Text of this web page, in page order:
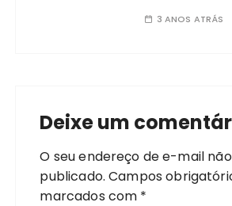
3 ANOS ATRÁS
Deixe um
O seu endereço de e-mail
publicado. Campos
marcados com *